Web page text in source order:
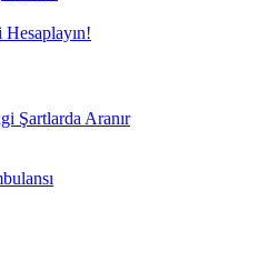
Şartlarda Aranır